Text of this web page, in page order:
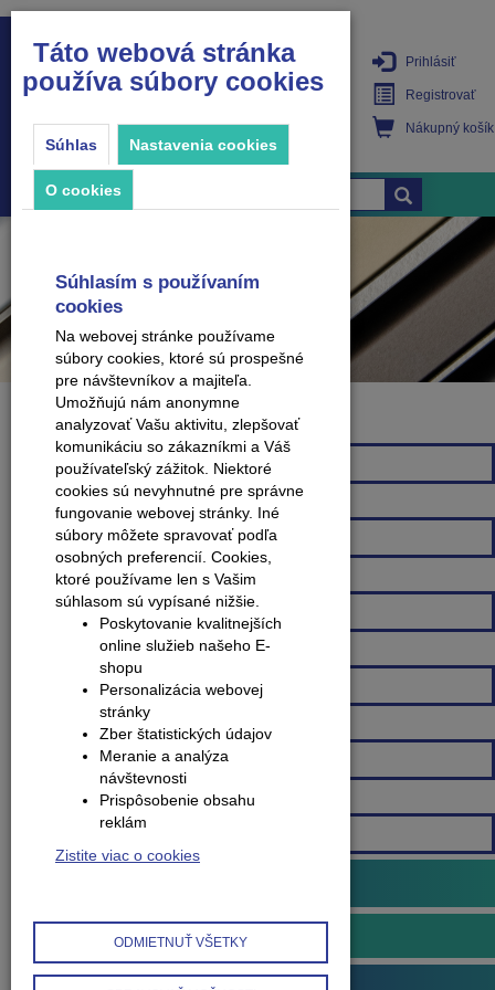
PRODUKTY
Prihlásiť
Registrovať
Nákupný košík
Značka
Všetky značky
Spôsob montáže
Všetky
Farebná škála
Všetky
Na výškový rozdiel
Prechodové profily
Táto webová stránka
používa súbory cookies
Súhlas Nastavenia cookies
O cookies
Súhlasím s používaním
cookies
Na webovej stránke používame
súbory cookies, ktoré sú prospešné
pre návštevníkov a majiteľa.
Umožňujú nám anonymne
analyzovať Vašu aktivitu, zlepšovať
komunikáciu so zákazníkmi a Váš
používateľský zážitok. Niektoré
cookies sú nevyhnutné pre správne
fungovanie webovej stránky. Iné
súbory môžete spravovať podľa
osobných preferencií. Cookies,
ktoré používame len s Vašim
súhlasom sú vypísané nižšie.
Poskytovanie kvalitnejších
online služieb našeho E-
shopu
Personalizácia webovej
stránky
Zber štatistických údajov
Meranie a analýza
návštevnosti
Prispôsobenie obsahu
reklám
Zistite viac o cookies
ODMIETNUŤ VŠETKY